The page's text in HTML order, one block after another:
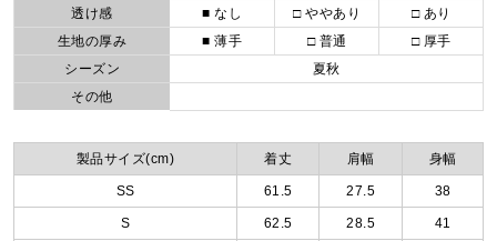
透け感
■ なし □ ややあり
□ あり
生地の厚み
■ 薄手 □ 普通
□ 厚手
シーズン
夏秋
その他
製品サイズ(cm) 着丈 肩幅 身幅
SS 61.5 27.5 38
S 62.5 28.5 41